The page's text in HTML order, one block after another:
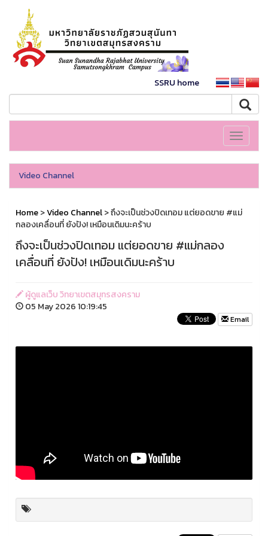
SSRU home
Toggle
Video Channel
Home>Video Channel> ถึงจะเป็นช่วงปิดเทอม แต่ยอดขาย #แม่
กลองเคลื่อนที่ ยังปัง! เหมือนเดิมนะคร้าบ
ถึงจะเป็นช่วงปิดเทอม แต่ยอดขาย #แม่กลอง
เคลื่อนที่ ยังปัง! เหมือนเดิมนะคร้าบ
ผู้ดูแลเว็บ วิทยาเขตสมุทรสงคราม
05 May 2026 10:19:45
Email